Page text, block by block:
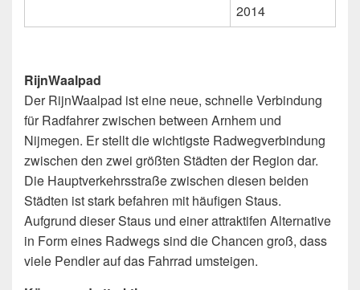
2014
RijnWaalpad
Der RijnWaalpad ist eine neue, schnelle Verbindung
für Radfahrer zwischen between Arnhem und
Nijmegen. Er stellt die wichtigste Radwegverbindung
zwischen den zwei größten Städten der Region dar.
Die Hauptverkehrsstraße zwischen diesen beiden
Städten ist stark befahren mit häufigen Staus.
Aufgrund dieser Staus und einer attraktifen Alternative
in Form eines Radwegs sind die Chancen groß, dass
viele Pendler auf das Fahrrad umsteigen.